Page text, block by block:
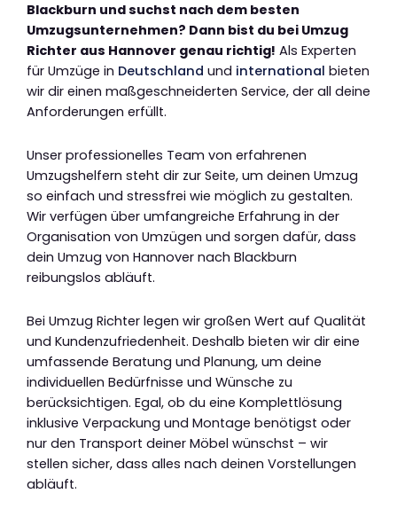
Blackburn und suchst nach dem besten
Umzugsunternehmen? Dann bist du bei Umzug
Richter aus Hannover genau richtig! Als Experten
für Umzüge in Deutschland und international bieten
wir dir einen maßgeschneiderten Service, der all deine
Anforderungen erfüllt.
Unser professionelles Team von erfahrenen
Umzugshelfern steht dir zur Seite, um deinen Umzug
so einfach und stressfrei wie möglich zu gestalten.
Wir verfügen über umfangreiche Erfahrung in der
Organisation von Umzügen und sorgen dafür, dass
dein Umzug von Hannover nach Blackburn
reibungslos abläuft.
Bei Umzug Richter legen wir großen Wert auf Qualität
und Kundenzufriedenheit. Deshalb bieten wir dir eine
umfassende Beratung und Planung, um deine
individuellen Bedürfnisse und Wünsche zu
berücksichtigen. Egal, ob du eine Komplettlösung
inklusive Verpackung und Montage benötigst oder
nur den Transport deiner Möbel wünschst – wir
stellen sicher, dass alles nach deinen Vorstellungen
abläuft.